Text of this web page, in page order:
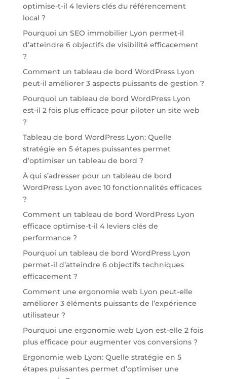
optimise-t-il 4 leviers clés du référencement
local ?
Pourquoi un SEO immobilier Lyon permet-il
d’atteindre 6 objectifs de visibilité efficacement
?
Comment un tableau de bord WordPress Lyon
peut-il améliorer 3 aspects puissants de gestion ?
Pourquoi un tableau de bord WordPress Lyon
est-il 2 fois plus efficace pour piloter un site web
?
Tableau de bord WordPress Lyon: Quelle
stratégie en 5 étapes puissantes permet
d’optimiser un tableau de bord ?
À qui s’adresser pour un tableau de bord
WordPress Lyon avec 10 fonctionnalités efficaces
?
Comment un tableau de bord WordPress Lyon
efficace optimise-t-il 4 leviers clés de
performance ?
Pourquoi un tableau de bord WordPress Lyon
permet-il d’atteindre 6 objectifs techniques
efficacement ?
Comment une ergonomie web Lyon peut-elle
améliorer 3 éléments puissants de l’expérience
utilisateur ?
Pourquoi une ergonomie web Lyon est-elle 2 fois
plus efficace pour augmenter vos conversions ?
Ergonomie web Lyon: Quelle stratégie en 5
étapes puissantes permet d’optimiser une